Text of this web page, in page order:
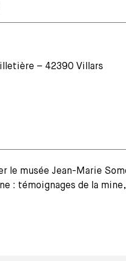
– 42390 Villars
le musée Jean-Marie
: témoignages de la